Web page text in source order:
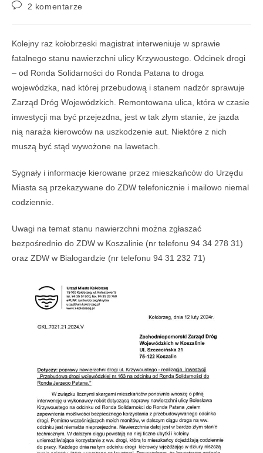
2 komentarze
Kolejny raz kołobrzeski magistrat interweniuje w sprawie
fatalnego stanu nawierzchni ulicy Krzywoustego. Odcinek drogi
– od Ronda Solidarności do Ronda Patana to droga
wojewódzka, nad której przebudową i stanem nadzór sprawuje
Zarząd Dróg Wojewódzkich. Remontowana ulica, która w czasie
inwestycji ma być przejezdna, jest w tak złym stanie, że jazda
nią naraża kierowców na uszkodzenie aut. Niektóre z nich
muszą być stąd wywożone na lawetach.
Sygnały i informacje kierowane przez mieszkańców do Urzędu
Miasta są przekazywane do ZDW telefonicznie i mailowo niemal
codziennie.
Uwagi na temat stanu nawierzchni można zgłaszać
bezpośrednio do ZDW w Koszalinie (nr telefonu 94 34 278 31)
oraz ZDW w Białogardzie (nr telefonu 94 31 232 71)